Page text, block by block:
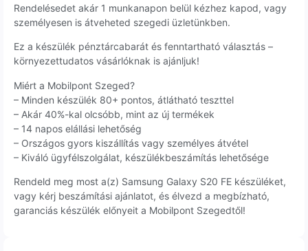
Rendelésedet akár 1 munkanapon belül kézhez kapod, vagy
személyesen is átveheted szegedi üzletünkben.
Ez a készülék pénztárcabarát és fenntartható választás –
környezettudatos vásárlóknak is ajánljuk!
Miért a Mobilpont Szeged?
– Minden készülék 80+ pontos, átlátható teszttel
– Akár 40%-kal olcsóbb, mint az új termékek
– 14 napos elállási lehetőség
– Országos gyors kiszállítás vagy személyes átvétel
– Kiváló ügyfélszolgálat, készülékbeszámítás lehetősége
Rendeld meg most a(z) Samsung Galaxy S20 FE készüléket,
vagy kérj beszámítási ajánlatot, és élvezd a megbízható,
garanciás készülék előnyeit a Mobilpont Szegedtől!